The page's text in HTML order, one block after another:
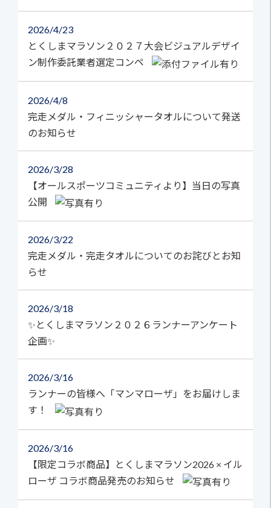
2026 4/23
とくしまマラソン２０２７大会ビジュアルデザイ
ン制作委託業者選定コンペ
2026 4/8
完走メダル・フィニッシャータオルについて発送
のお知らせ
2026 3/28
【オールスポーツコミュニティより】当日の写真
公開
2026 3/22
完走メダル・完走タオルについてのお詫びとお知
らせ
2026 3/18
✨とくしまマラソン２０２６ランナーアンケート
企画✨
2026 3/16
ランナーの皆様へ「マンマローザ」をお届けしま
す！
2026 3/16
【限定コラボ商品】とくしまマラソン2026 × イル
ローザ コラボ商品発売のお知らせ